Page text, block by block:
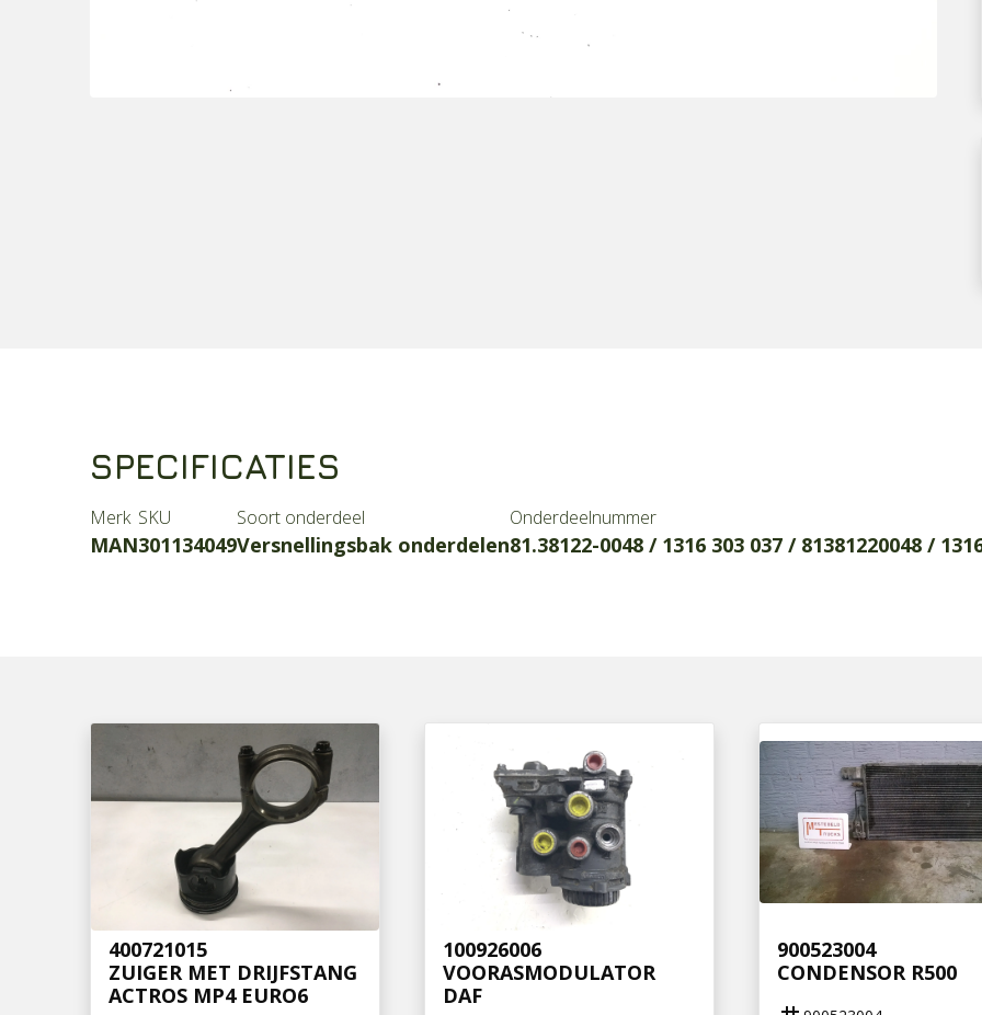
SPECIFICATIES
Merk
MAN
SKU
301134049
Soort onderdeel
Versnellingsbak onderdelen
Onderdeelnummer
81.38122-0048 / 1316 303 037 / 81381220048 /
400721015
ZUIGER MET DRIJFSTANG
ACTROS MP4 EURO6
100926006
VOORASMODULATOR
DAF
900523004
CONDENSOR R500